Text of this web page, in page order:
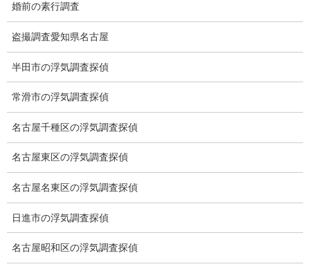
カテゴリー ブログ
前の記事
婚前の素行調査
盗撮調査愛知県名古屋
半田市の浮気調査探偵
常滑市の浮気調査探偵
名古屋千種区の浮気調査探偵
名古屋東区の浮気調査探偵
名古屋名東区の浮気調査探偵
日進市の浮気調査探偵
名古屋昭和区の浮気調査探偵